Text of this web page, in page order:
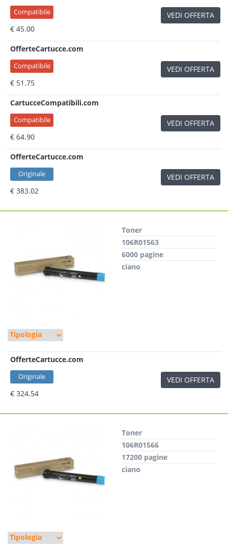
Compatibile
€ 45.00
VEDI OFFERTA
OfferteCartucce.com
Compatibile
€ 51.75
VEDI OFFERTA
CartucceCompatibili.com
Compatibile
€ 64.90
VEDI OFFERTA
OfferteCartucce.com
Originale
€ 383.02
VEDI OFFERTA
Toner
106R01563
6000 pagine
ciano
OfferteCartucce.com
Originale
€ 324.54
VEDI OFFERTA
Toner
106R01566
17200 pagine
ciano